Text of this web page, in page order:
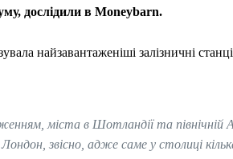
дослідили в Moneybarn.
найзавантаженіші залізничні
міста в Шотландії та північній
звісно, адже саме у столиці